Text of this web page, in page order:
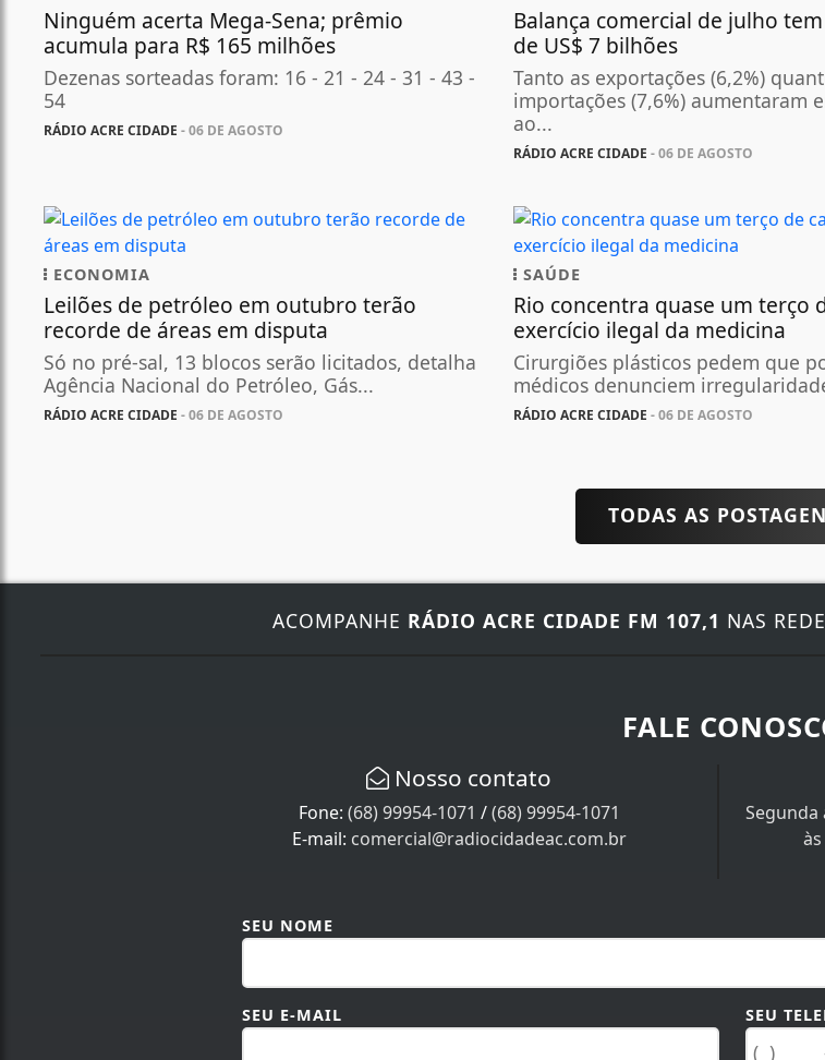
Ninguém acerta Mega-Sena; prêmio
acumula para R$ 165 milhões
Dezenas sorteadas foram: 16 - 21 - 24 - 31 - 43 -
54
RÁDIO ACRE CIDADE - 06 DE AGOSTO
Balança comercial de julho
de US$ 7 bilhões
Tanto as exportações (6,2%)
importações (7,6%) aumentaram
ao...
RÁDIO ACRE CIDADE - 06 DE AGOSTO
ECONOMIA
Leilões de petróleo em outubro terão
recorde de áreas em disputa
Só no pré-sal, 13 blocos serão licitados, detalha
Agência Nacional do Petróleo, Gás...
RÁDIO ACRE CIDADE - 06 DE AGOSTO
SAÚDE
Rio concentra quase um terço
exercício ilegal da medicina
Cirurgiões plásticos pedem que
médicos denunciem
RÁDIO ACRE CIDADE - 06 DE AGOSTO
TODAS AS
ACOMPANHE RÁDIO ACRE CIDADE FM 107,1 NAS
FALE
Nosso contato
Fone: (68) 99954-1071 /(68) 99954-1071
E-mail: comercial@radiocidadeac.com.br
Segunda
SEU NOME
SEU E-MAIL SEU